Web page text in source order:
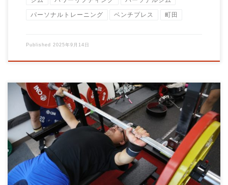
パーソナルトレーニング ベンチプレス 町田
Published 2025年9月14日
筋トレは「脳トレ」でもある 多くの人が「筋トレ＝筋肉を鍛え
るもの」と考えています。しかし実は、スクワ […]